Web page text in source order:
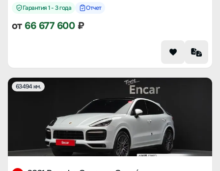
Гарантия 1 - 3 года Отчет
от 66 677 600₽
63494 км.